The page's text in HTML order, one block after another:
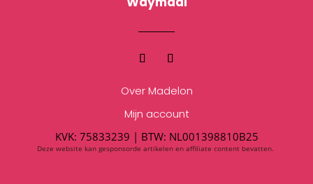
Over Madelon
Mijn account
KVK: 75833239 | BTW: NL001398810B25
Deze website kan gesponsorde artikelen en affiliate content bevatten.